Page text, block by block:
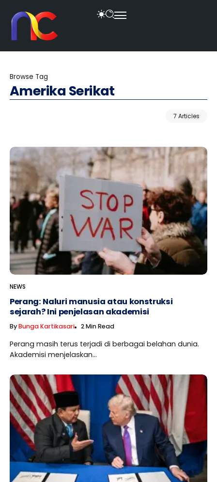
Browse Tag
Amerika Serikat
7 Articles
NEWS
Perang: Naluri manusia atau konstruksi
sejarah? Ini penjelasan akademisi
ByBunga Kartikasari 2 Min Read
Perang masih terus terjadi di berbagai belahan dunia.
Akademisi menjelaskan...